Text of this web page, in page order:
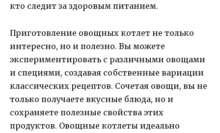
кто следит за здоровым питанием.
Приготовление овощных котлет не только
интересно, но и полезно. Вы можете
экспериментировать с различными овощами
и специями, создавая собственные вариации
классических рецептов. Сочетая овощи, вы не
только получаете вкусные блюда, но и
сохраняете полезные свойства этих
продуктов. Овощные котлеты идеально